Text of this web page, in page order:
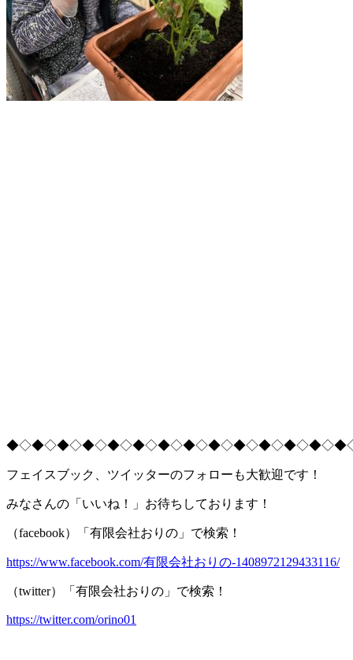
フェイスブック、ツイッターのフォローも大歓迎です！
みなさんの「いいね！」お待ちしております！
（facebook）「有限会社おりの」で検索！
https://www.facebook.com/有限会社おりの-1408972129433116/
（twitter）「有限会社おりの」で検索！
https://twitter.com/orino01